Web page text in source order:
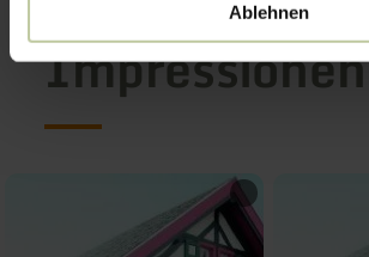
Ablehnen
Impressionen